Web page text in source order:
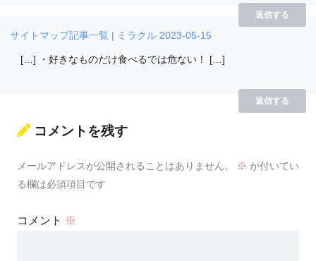
返信する
サイトマップ記事一覧 | ミラクル 2023-05-15
[…] ・好きなものだけ食べるでは危ない！ […]
返信する
コメントを残す
メールアドレスが公開されることはありません。 ※ が付いてい
る欄は必須項目です
コメント ※